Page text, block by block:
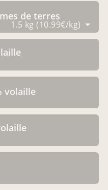
de terres
1.5 kg (10.99€/kg)
volaille